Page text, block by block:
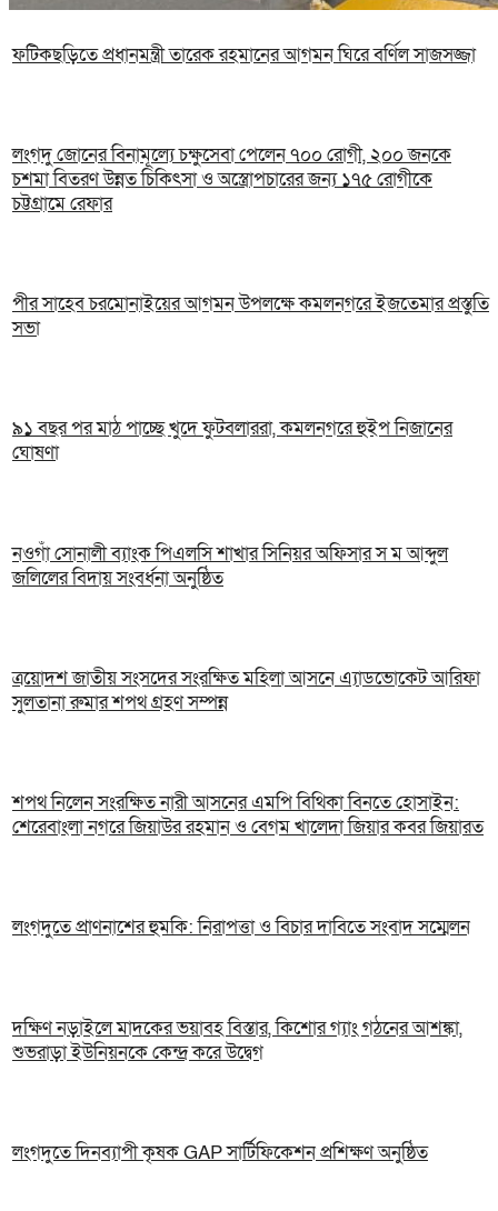
ফটিকছড়িতে প্রধানমন্ত্রী তারেক রহমানের আগমন ঘিরে বর্ণিল সাজসজ্জা
লংগদু জোনের বিনামূল্যে চক্ষুসেবা পেলেন ৭০০ রোগী, ২০০ জনকে
চশমা বিতরণ উন্নত চিকিৎসা ও অস্ত্রোপচারের জন্য ১৭৫ রোগীকে
চট্টগ্রামে রেফার
পীর সাহেব চরমোনাইয়ের আগমন উপলক্ষে কমলনগরে ইজতেমার প্রস্তুতি
সভা
৯১ বছর পর মাঠ পাচ্ছে খুদে ফুটবলাররা, কমলনগরে হুইপ নিজানের
ঘোষণা
নওগাঁ সোনালী ব্যাংক পিএলসি শাখার সিনিয়র অফিসার স ম আব্দুল
জলিলের বিদায় সংবর্ধনা অনুষ্ঠিত
ত্রয়োদশ জাতীয় সংসদের সংরক্ষিত মহিলা আসনে এ্যাডভোকেট আরিফা
সুলতানা রুমার শপথ গ্রহণ সম্পন্ন
শপথ নিলেন সংরক্ষিত নারী আসনের এমপি বিথিকা বিনতে হোসাইন:
শেরেবাংলা নগরে জিয়াউর রহমান ও বেগম খালেদা জিয়ার কবর জিয়ারত
লংগদুতে প্রাণনাশের হুমকি: নিরাপত্তা ও বিচার দাবিতে সংবাদ সম্মেলন
দক্ষিণ নড়াইলে মাদকের ভয়াবহ বিস্তার, কিশোর গ্যাং গঠনের আশঙ্কা,
শুভরাড়া ইউনিয়নকে কেন্দ্র করে উদ্বেগ
লংগদুতে দিনব্যাপী কৃষক GAP সার্টিফিকেশন প্রশিক্ষণ অনুষ্ঠিত